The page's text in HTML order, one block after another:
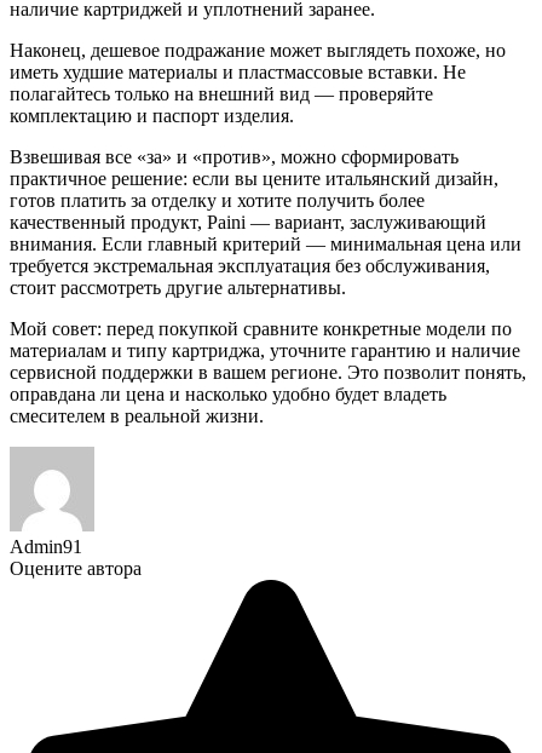
наличие картриджей и уплотнений заранее.
Наконец, дешевое подражание может выглядеть похоже, но
иметь худшие материалы и пластмассовые вставки. Не
полагайтесь только на внешний вид — проверяйте
комплектацию и паспорт изделия.
Взвешивая все «за» и «против», можно сформировать
практичное решение: если вы цените итальянский дизайн,
готов платить за отделку и хотите получить более
качественный продукт, Paini — вариант, заслуживающий
внимания. Если главный критерий — минимальная цена или
требуется экстремальная эксплуатация без обслуживания,
стоит рассмотреть другие альтернативы.
Мой совет: перед покупкой сравните конкретные модели по
материалам и типу картриджа, уточните гарантию и наличие
сервисной поддержки в вашем регионе. Это позволит понять,
оправдана ли цена и насколько удобно будет владеть
смесителем в реальной жизни.
Admin91
Оцените автора